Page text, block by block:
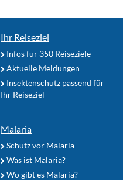
Ihr Reiseziel
Infos für 350 Reiseziele
Aktuelle Meldungen
Insektenschutz passend für
Ihr Reiseziel
Malaria
Schutz vor Malaria
Was ist Malaria?
Wo gibt es Malaria?